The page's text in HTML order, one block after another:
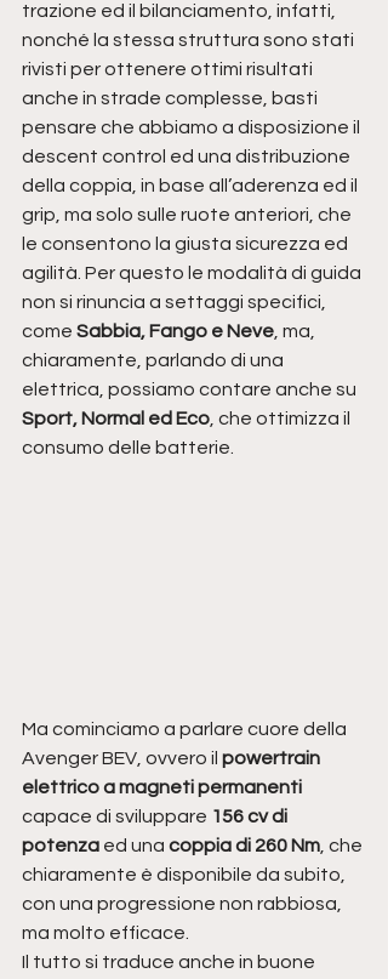
trazione ed il bilanciamento, infatti,
nonché la stessa struttura sono stati
rivisti per ottenere ottimi risultati
anche in strade complesse, basti
pensare che abbiamo a disposizione il
descent control ed una distribuzione
della coppia, in base all’aderenza ed il
grip, ma solo sulle ruote anteriori, che
le consentono la giusta sicurezza ed
agilità. Per questo le modalità di guida
non si rinuncia a settaggi specifici,
come Sabbia, Fango e Neve, ma,
chiaramente, parlando di una
elettrica, possiamo contare anche su
Sport, Normal ed Eco, che ottimizza il
consumo delle batterie.
Ma cominciamo a parlare cuore della
Avenger BEV, ovvero il powertrain
elettrico a magneti permanenti
capace di sviluppare 156 cv di
potenza ed una coppia di 260 Nm , che
chiaramente è disponibile da subito,
con una progressione non rabbiosa,
ma molto efficace.
Il tutto si traduce anche in buone